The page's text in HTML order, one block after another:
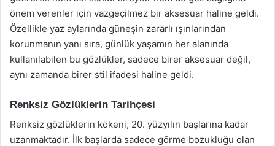
önem verenler için vazgeçilmez bir aksesuar haline geldi.
Özellikle yaz aylarında güneşin zararlı ışınlarından
korunmanın yanı sıra, günlük yaşamın her alanında
kullanılabilen bu gözlükler, sadece birer aksesuar değil,
aynı zamanda birer stil ifadesi haline geldi.
Renksiz Gözlüklerin Tarihçesi
Renksiz gözlüklerin kökeni, 20. yüzyılın başlarına kadar
uzanmaktadır. İlk başlarda sadece görme bozukluğu olan